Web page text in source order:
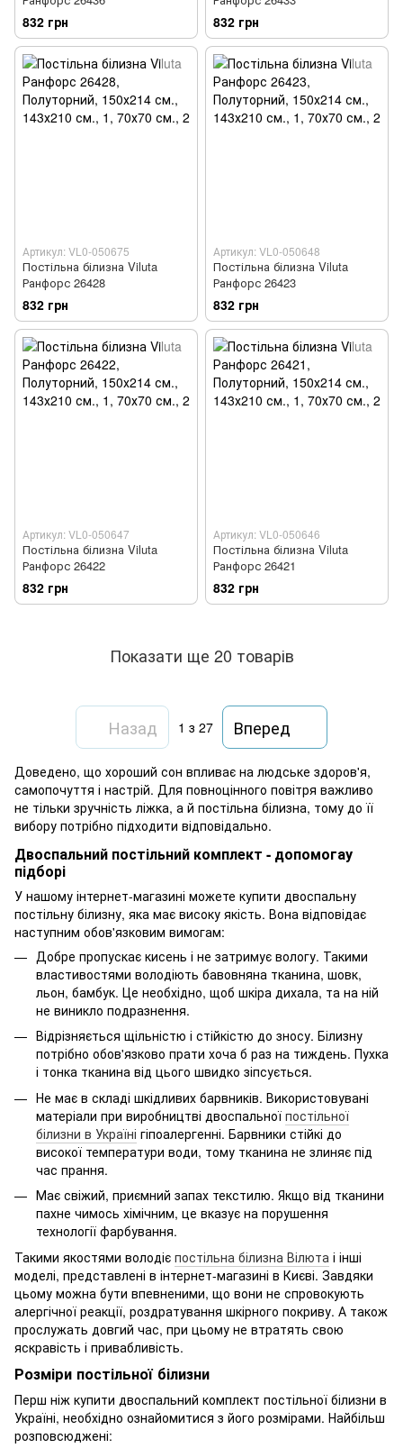
832 грн 832 грн
Артикул: VL0-050675
Постільна білизна Viluta
Ранфорс 26428
832 грн
Артикул: VL0-050648
Постільна білизна Viluta
Ранфорс 26423
832 грн
Артикул: VL0-050647
Постільна білизна Viluta
Ранфорс 26422
832 грн
Артикул: VL0-050646
Постільна білизна Viluta
Ранфорс 26421
832 грн
Показати ще 20 товарів
Назад 1 з 27 Вперед
Доведено, що хороший сон впливає на людське здоров'я,
самопочуття і настрій. Для повноцінного повітря важливо
не тільки зручність ліжка, а й постільна білизна, тому до її
вибору потрібно підходити відповідально.
Двоспальний постільний комплект - допомогау
підборі
У нашому інтернет-магазині можете купити двоспальну
постільну білизну, яка має високу якість. Вона відповідає
наступним обов'язковим вимогам:
Добре пропускає кисень і не затримує вологу. Такими
властивостями володіють бавовняна тканина, шовк,
льон, бамбук. Це необхідно, щоб шкіра дихала, та на ній
не виникло подразнення.
Відрізняється щільністю і стійкістю до зносу. Білизну
потрібно обов'язково прати хоча б раз на тиждень. Пухка
і тонка тканина від цього швидко зіпсується.
Не має в складі шкідливих барвників. Використовувані
матеріали при виробництві двоспальної постільної
білизни в Україні гіпоалергенні. Барвники стійкі до
високої температури води, тому тканина не злиняє під
час прання.
Має свіжий, приємний запах текстилю. Якщо від тканини
пахне чимось хімічним, це вказує на порушення
технології фарбування.
Такими якостями володіє постільна білизна Вілюта і інші
моделі, представлені в інтернет-магазині в Києві. Завдяки
цьому можна бути впевненими, що вони не спровокують
алергічної реакції, роздратування шкірного покриву. А також
прослужать довгий час, при цьому не втратять свою
яскравість і привабливість.
Розміри постільної білизни
Перш ніж купити двоспальний комплект постільної білизни в
Україні, необхідно ознайомитися з його розмірами. Найбільш
розповсюджені: